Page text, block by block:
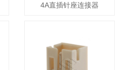
4A直插针座连接器